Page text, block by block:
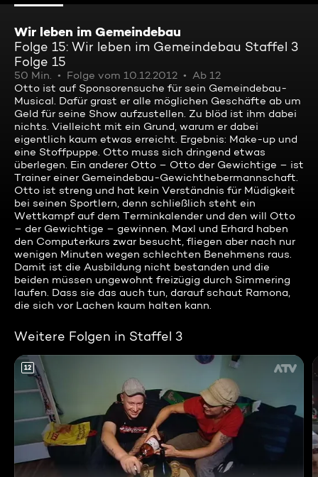
Wir leben im Gemeindebau
Folge 15: Wir leben im Gemeindebau Staffel 3
Folge 15
50 Min. Folge vom 10.12.2012
Ab 12
Otto ist auf Sponsorensuche für sein Gemeindebau-
Musical. Dafür grast er alle möglichen Geschäfte ab um
Geld für seine Show aufzustellen. Zu blöd ist ihm dabei
nichts. Vielleicht mit ein Grund, warum er dabei
eigentlich kaum etwas erreicht. Ergebnis: Make-up und
eine Stoffpuppe. Otto muss sich dringend etwas
überlegen. Ein anderer Otto – Otto der Gewichtige – ist
Trainer einer Gemeindebau-Gewichthebermannschaft.
Otto ist streng und hat kein Verständnis für Müdigkeit
bei seinen Sportlern, denn schließlich steht ein
Wettkampf auf dem Terminkalender und den will Otto
– der Gewichtige – gewinnen. Maxl und Erhard haben
den Computerkurs zwar besucht, fliegen aber nach nur
wenigen Minuten wegen schlechten Benehmens raus.
Damit ist die Ausbildung nicht bestanden und die
beiden müssen ungewohnt freizügig durch Simmering
laufen. Dass sie das auch tun, darauf schaut Ramona,
die sich vor Lachen kaum halten kann.
Weitere Folgen in Staffel 3
12